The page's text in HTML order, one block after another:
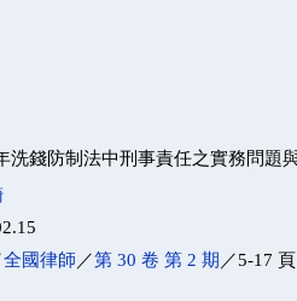
洗錢防制法中刑事責任之實務問題
全國律師 ／第 30 卷 第 2 期 ／5-17 頁